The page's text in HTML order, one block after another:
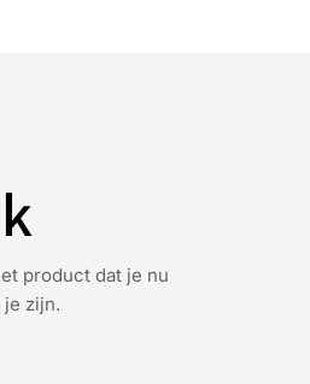
product dat je nu
zijn.